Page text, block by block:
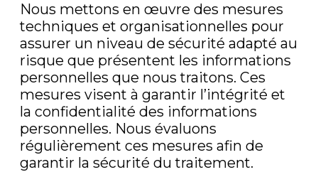
Nous mettons en œuvre des mesures
techniques et organisationnelles pour
assurer un niveau de sécurité adapté au
risque que présentent les informations
personnelles que nous traitons. Ces
mesures visent à garantir l’intégrité et
la confidentialité des informations
personnelles. Nous évaluons
régulièrement ces mesures afin de
garantir la sécurité du traitement.